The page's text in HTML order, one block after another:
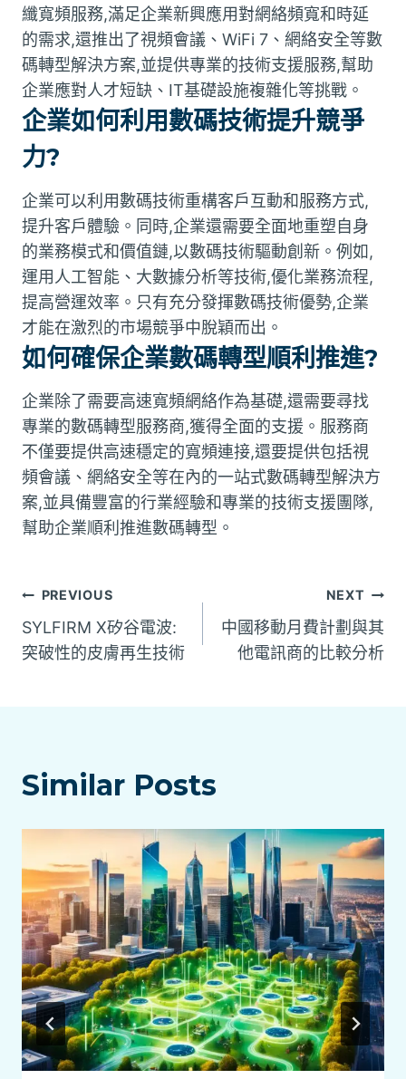
纖寬頻服務,滿足企業新興應用對網絡頻寬和時延
的需求,還推出了視頻會議、WiFi 7、網絡安全等數
碼轉型解決方案,並提供專業的技術支援服務,幫助
企業應對人才短缺、IT基礎設施複雜化等挑戰。
企業如何利用數碼技術提升競爭
力?
企業可以利用數碼技術重構客戶互動和服務方式,
提升客戶體驗。同時,企業還需要全面地重塑自身
的業務模式和價值鏈,以數碼技術驅動創新。例如,
運用人工智能、大數據分析等技術,優化業務流程,
提高營運效率。只有充分發揮數碼技術優勢,企業
才能在激烈的市場競爭中脫穎而出。
如何確保企業數碼轉型順利推進?
企業除了需要高速寬頻網絡作為基礎,還需要尋找
專業的數碼轉型服務商,獲得全面的支援。服務商
不僅要提供高速穩定的寬頻連接,還要提供包括視
頻會議、網絡安全等在內的一站式數碼轉型解決方
案,並具備豐富的行業經驗和專業的技術支援團隊,
幫助企業順利推進數碼轉型。
文
章
PREVIOUS
SYLFIRM X矽谷電波:
突破性的皮膚再生技術
NEXT
中國移動月費計劃與其
他電訊商的比較分析
Similar Posts